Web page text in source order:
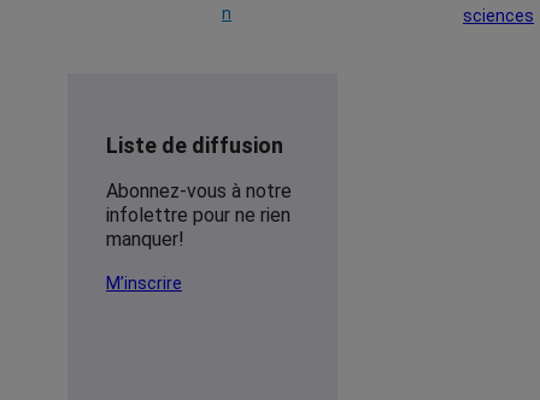
n
Liste de diffusion
Abonnez-vous à notre
infolettre pour ne rien
manquer!
M’inscrire